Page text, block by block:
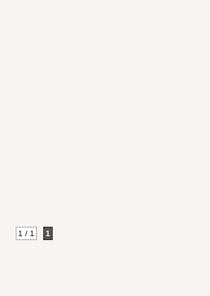
1 / 1 1